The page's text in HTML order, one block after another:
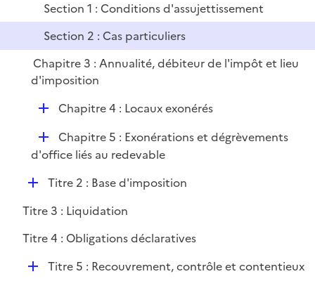
e
r i
e
r
p
i
e
r
Section 1 : Conditions d'assujettissement
Section 2 : Cas particuliers
Chapitre 3 : Annualité, débiteur de l'impôt et lieu
d'imposition
D
l
i
e
r
Chapitre 4 : Locaux exonérés
D
é
l
i
e
r
Chapitre 5 : Exonérations et dégrèvements
d'office liés au redevable
D
p
l
Titre 2 : Base d'imposition
Titre 3 : Liquidation
Titre 4 : Obligations déclaratives
DTitre 5 : Recouvrement, contrôle et contentieux